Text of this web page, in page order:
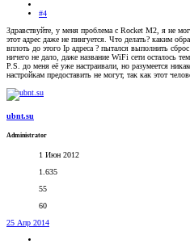
#4
Здравствуйте, у меня проблема с Rocket M2, я не
этот адрес даже не пингуется. Что делать? каким
вплоть до этого Ip адреса ? пытался выполнить
ничего не дало, даже название WiFi сети осталось
P.S. до меня её уже настраивали, но разумеется
настройкам предоставить не могут, так как этот
ubnt.su
Administrator
1 Июн 2012
1.635
55
60
25 Апр 2014